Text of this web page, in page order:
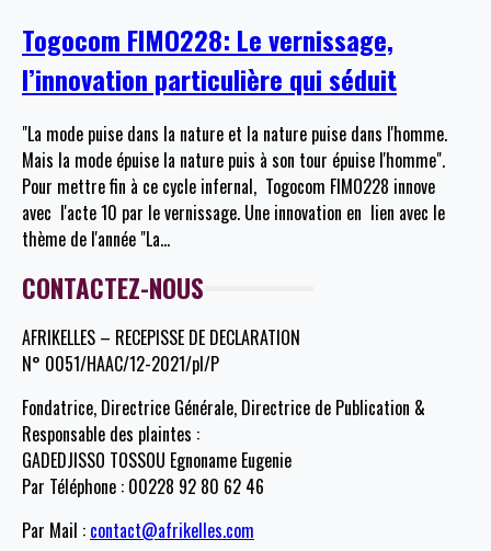
Togocom FIMO228: Le vernissage,
l’innovation particulière qui séduit
"La mode puise dans la nature et la nature puise dans l'homme.
Mais la mode épuise la nature puis à son tour épuise l'homme".
Pour mettre fin à ce cycle infernal, Togocom FIMO228 innove
avec l'acte 10 par le vernissage. Une innovation en lien avec le
thème de l'année "La…
CONTACTEZ-NOUS
AFRIKELLES – RECEPISSE DE DECLARATION
N° 0051/HAAC/12-2021/pl/P
Fondatrice, Directrice Générale, Directrice de Publication &
Responsable des plaintes :
GADEDJISSO TOSSOU Egnoname Eugenie
Par Téléphone : 00228 92 80 62 46
Par Mail : contact@afrikelles.com